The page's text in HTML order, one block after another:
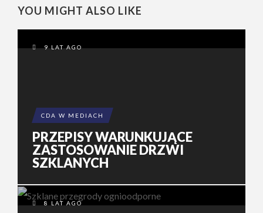
YOU MIGHT ALSO LIKE
9 LAT AGO
CDA W MEDIACH
PRZEPISY WARUNKUJĄCE
ZASTOSOWANIE DRZWI
SZKLANYCH
8 LAT AGO